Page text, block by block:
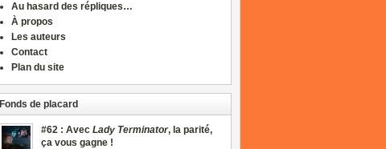
Au hasard des répliques…
À propos
Les auteurs
Contact
Plan du site
Fonds de placard
#62 : Avec Lady Terminator, la parité,
ça vous gagne !